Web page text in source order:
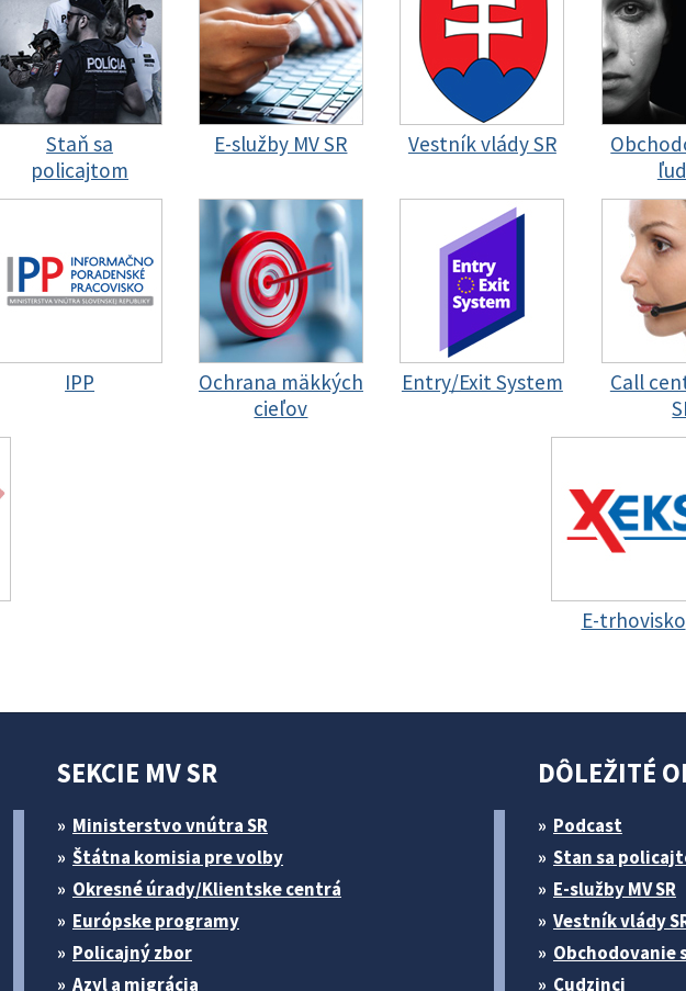
Staň sa
policajtom
E-služby MV SR Vestník vlády SR
IPP
Ochrana mäkkých
cieľov
Entry/Exit System
Call
E-trhovisko
SEKCIE MV SR
Ministerstvo vnútra SR
Štátna komisia pre volby
Okresné úrady/Klientske centrá
Európske programy
Policajný zbor
Azyl a migrácia
DÔLEŽITÉ
Podcast
Stan sa
E-služby MV SR
Vestník vlády
Obchodovanie
Cudzinci